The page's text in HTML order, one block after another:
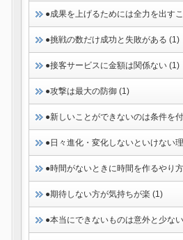
●成果を上げるためには全力を出す
●挑戦の数だけ成功と失敗がある (1)
●接客サービスに金額は関係ない (1)
●攻撃は最大の防御 (1)
●新しいことができないのは条件を
●日々進化・変化しないといけない
●時間がないときに時間を作るやり
●期待しない方が気持ちが楽 (1)
●本当にできないものは意外と少な